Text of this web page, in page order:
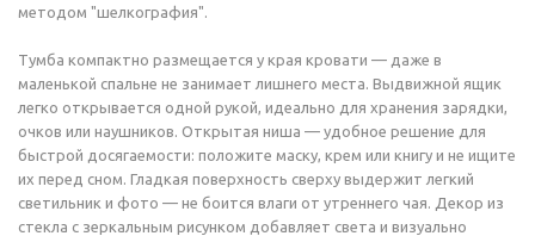
методом "шелкография".
Тумба компактно размещается у края кровати — даже в
маленькой спальне не занимает лишнего места. Выдвижной ящик
легко открывается одной рукой, идеально для хранения зарядки,
очков или наушников. Открытая ниша — удобное решение для
быстрой досягаемости: положите маску, крем или книгу и не ищите
их перед сном. Гладкая поверхность сверху выдержит легкий
светильник и фото — не боится влаги от утреннего чая. Декор из
стекла с зеркальным рисунком добавляет света и визуально